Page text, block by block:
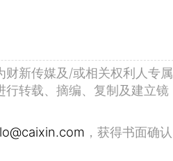
财新传媒及/或相关权利人专属
行转载、摘编、复制及建立镜
，获得书面确认